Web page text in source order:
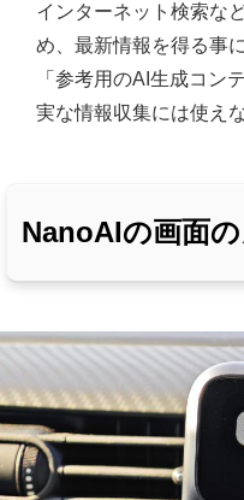
インターネット検索な
め、最新情報を得る事
「参考用のAI生成コン
実な情報収集には使え
NanoAIの画面